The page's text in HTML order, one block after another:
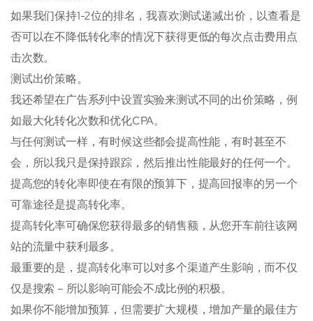
如果我们保持1-2位的排名，我喜欢测试递减出价，以查看是
否可以在不降低转化率的情况下获得更低的每次点击费用点
击次数。
测试出价策略。
我还希望在广告系列中设置实验来测试不同的出价策略，例
如最大化转化次数和优化CPA。
与任何测试一样，有时候这些都会提高性能，有时甚至不
会，所以我只是保持跟踪，然后推出性能最好的任何一个。
提高您的转化率即使在有限的预算下，提高回报率的另一个
可靠途径是提高转化率。
提高转化率可确保您获得最多的销售额，从您开车前往该网
站的流量中获利最多。
最重要的是，提高转化率可以对多个渠道产生影响，而不仅
仅是搜索 – 所以影响可能会不成比例的积极。
如果你不能增加预算，但需要扩大规模，增加产量的最佳方